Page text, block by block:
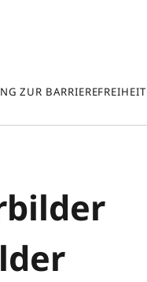
ZUR BARRIEREFREIHEIT